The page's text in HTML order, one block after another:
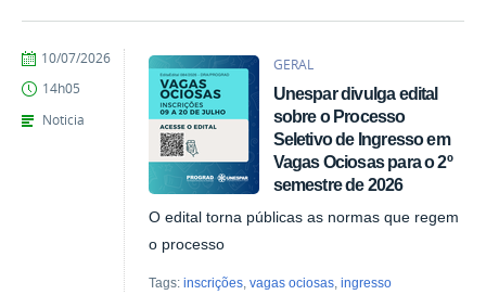
GERAL
Unespar divulga edital
sobre o Processo
Seletivo de Ingresso em
Vagas Ociosas para o 2º
semestre de 2026
O edital torna públicas as normas que regem
o processo
Tags:inscrições,vagas ociosas,ingresso
por
Kais
de
publicado
10/07/2026
14h05
Noticia